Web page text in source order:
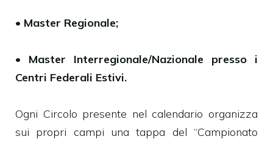
• Master Regionale;
• Master Interregionale/Nazionale presso i
Centri Federali Estivi.
Ogni Circolo presente nel calendario organizza
sui propri campi una tappa del “Campionato